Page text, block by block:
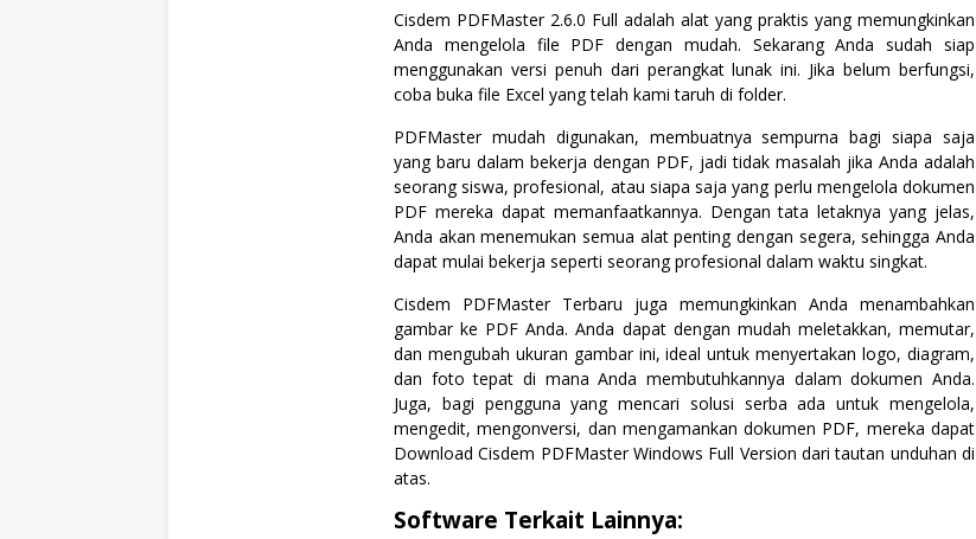
Cisdem PDFMaster 2.6.0 Full adalah alat yang praktis yang memungkinkan
Anda mengelola file PDF dengan mudah. Sekarang Anda sudah siap
menggunakan versi penuh dari perangkat lunak ini. Jika belum berfungsi,
coba buka file Excel yang telah kami taruh di folder.
PDFMaster mudah digunakan, membuatnya sempurna bagi siapa saja
yang baru dalam bekerja dengan PDF, jadi tidak masalah jika Anda adalah
seorang siswa, profesional, atau siapa saja yang perlu mengelola dokumen
PDF mereka dapat memanfaatkannya. Dengan tata letaknya yang jelas,
Anda akan menemukan semua alat penting dengan segera, sehingga Anda
dapat mulai bekerja seperti seorang profesional dalam waktu singkat.
Cisdem PDFMaster Terbaru juga memungkinkan Anda menambahkan
gambar ke PDF Anda. Anda dapat dengan mudah meletakkan, memutar,
dan mengubah ukuran gambar ini, ideal untuk menyertakan logo, diagram,
dan foto tepat di mana Anda membutuhkannya dalam dokumen Anda.
Juga, bagi pengguna yang mencari solusi serba ada untuk mengelola,
mengedit, mengonversi, dan mengamankan dokumen PDF, mereka dapat
Download Cisdem PDFMaster Windows Full Version dari tautan unduhan di
atas.
Software Terkait Lainnya: